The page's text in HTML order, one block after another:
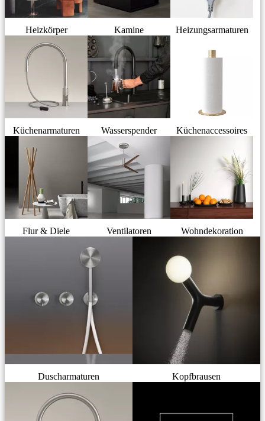
Heizkörper Kamine Heizungsarmaturen
Küchenarmaturen Wasserspender Küchenaccessoires
Flur & Diele Ventilatoren Wohndekoration
Duscharmaturen Kopfbrausen